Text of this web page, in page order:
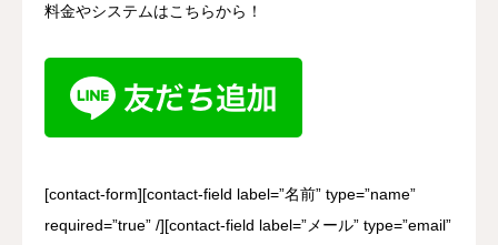
料金やシステムはこちらから！
[contact-form][contact-field label=”名前” type=”name”
required=”true” /][contact-field label=”メール” type=”email”